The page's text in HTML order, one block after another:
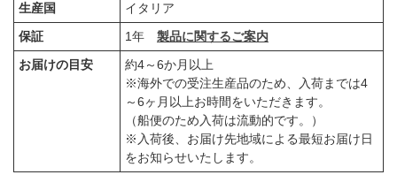
生産国
イタリア
保証
1年 製品に関するご案内
お届けの目安
約4～6か月以上
※海外での受注生産品のため、入荷までは4
～6ヶ月以上お時間をいただきます。
（船便のため入荷は流動的です。）
※入荷後、お届け先地域による最短お届け日
をお知らせいたします。